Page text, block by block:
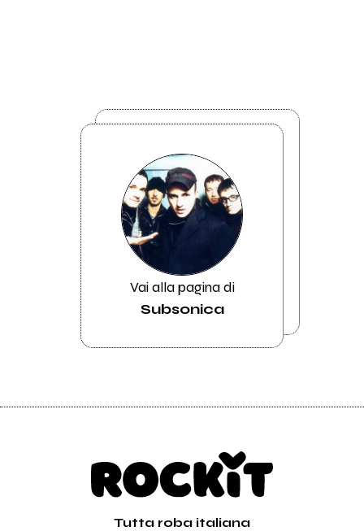
Vai alla pagina di
Subsonica
Tutta roba italiana